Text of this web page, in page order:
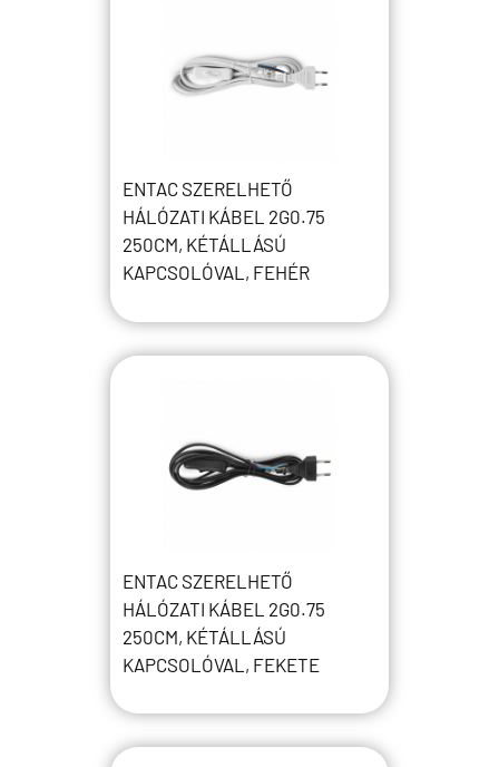
ENTAC SZERELHETŐ
HÁLÓZATI KÁBEL 2G0.75
250CM, KÉTÁLLÁSÚ
KAPCSOLÓVAL, FEHÉR
ENTAC SZERELHETŐ
HÁLÓZATI KÁBEL 2G0.75
250CM, KÉTÁLLÁSÚ
KAPCSOLÓVAL, FEKETE